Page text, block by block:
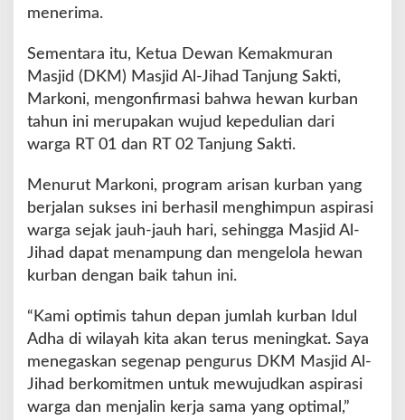
a
n
W
r
g
menerima.
Sementara itu, Ketua Dewan Kemakmuran
Masjid (DKM) Masjid Al-Jihad Tanjung Sakti,
Markoni, mengonfirmasi bahwa hewan kurban
tahun ini merupakan wujud kepedulian dari
warga RT 01 dan RT 02 Tanjung Sakti.
Menurut Markoni, program arisan kurban yang
berjalan sukses ini berhasil menghimpun aspirasi
warga sejak jauh-jauh hari, sehingga Masjid Al-
Jihad dapat menampung dan mengelola hewan
kurban dengan baik tahun ini.
“Kami optimis tahun depan jumlah kurban Idul
Adha di wilayah kita akan terus meningkat. Saya
menegaskan segenap pengurus DKM Masjid Al-
Jihad berkomitmen untuk mewujudkan aspirasi
warga dan menjalin kerja sama yang optimal,”